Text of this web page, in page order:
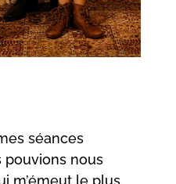
séances
pouvions nous
m’émeut le plus